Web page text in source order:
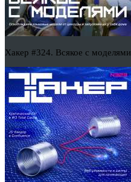
Хакер #324. Всякое с моделями